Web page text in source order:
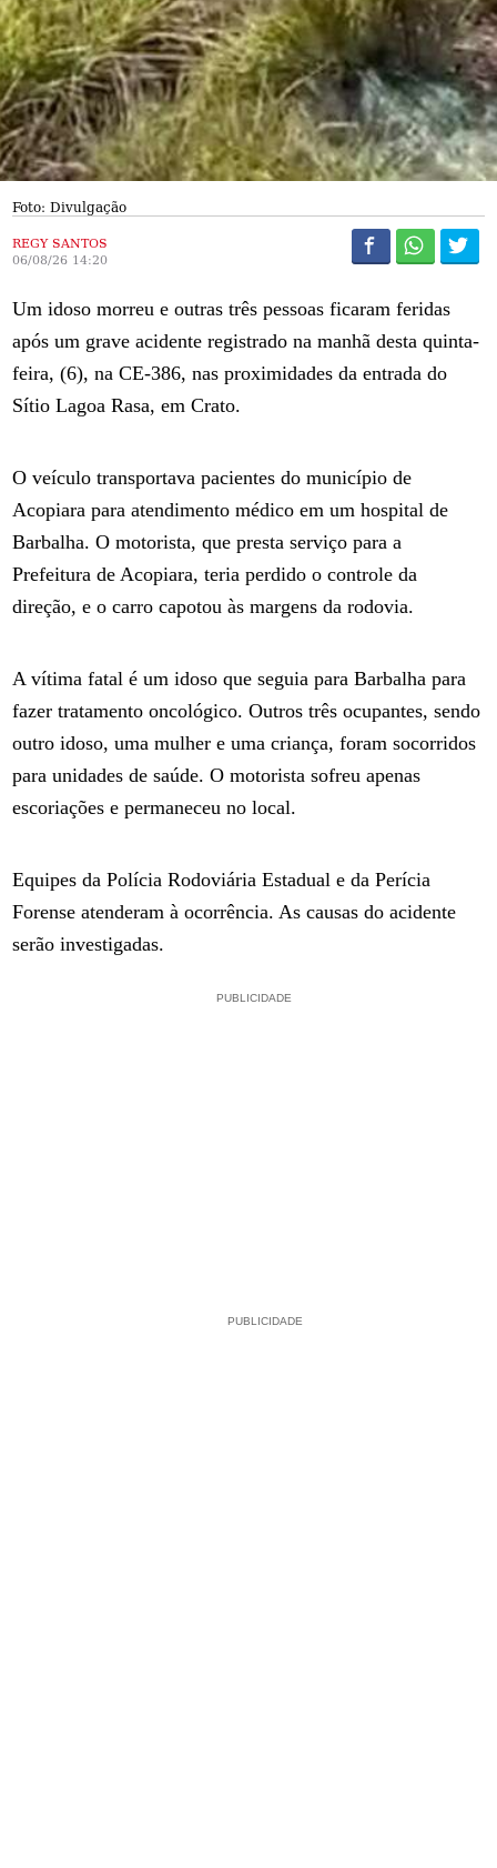
Foto: Divulgação
REGY SANTOS
06/08/26 14:20
Um idoso morreu e outras três pessoas ficaram feridas
após um grave acidente registrado na manhã desta quinta-
feira, (6), na CE-386, nas proximidades da entrada do
Sítio Lagoa Rasa, em Crato.
O veículo transportava pacientes do município de
Acopiara para atendimento médico em um hospital de
Barbalha. O motorista, que presta serviço para a
Prefeitura de Acopiara, teria perdido o controle da
direção, e o carro capotou às margens da rodovia.
A vítima fatal é um idoso que seguia para Barbalha para
fazer tratamento oncológico. Outros três ocupantes, sendo
outro idoso, uma mulher e uma criança, foram socorridos
para unidades de saúde. O motorista sofreu apenas
escoriações e permaneceu no local.
Equipes da Polícia Rodoviária Estadual e da Perícia
Forense atenderam à ocorrência. As causas do acidente
serão investigadas.
PUBLICIDADE
PUBLICIDADE